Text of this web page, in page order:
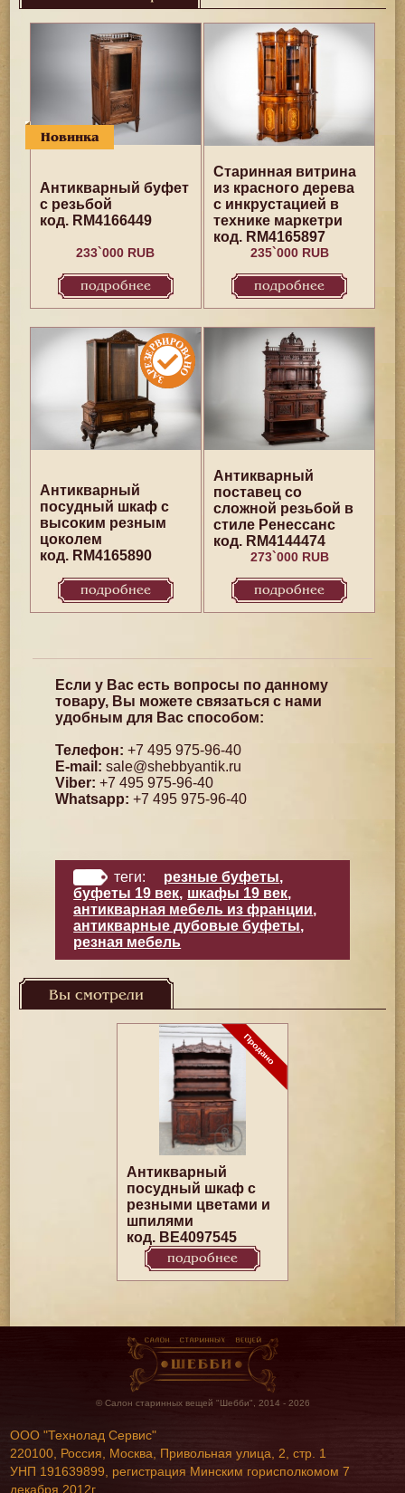
Новинка
Антикварный буфет
с резьбой
код. RM4166449
233`000 RUB
подробнее
Старинная витрина
из красного дерева
с инкрустацией в
технике маркетри
код. RM4165897
235`000 RUB
подробнее
Антикварный
посудный шкаф с
высоким резным
цоколем
код. RM4165890
подробнее
Антикварный
поставец со
сложной резьбой в
стиле Ренессанс
код. RM4144474
273`000 RUB
подробнее
Если у Вас есть вопросы по данному
товару, Вы можете связаться с нами
удобным для Вас способом:
Телефон: +7 495 975-96-40
E-mail: sale@shebbyantik.ru
Viber: +7 495 975-96-40
Whatsapp: +7 495 975-96-40
теги: резные буфеты,
буфеты 19 век, шкафы 19 век,
антикварная мебель из франции,
антикварные дубовые буфеты,
резная мебель
Вы смотрели
Антикварный
посудный шкаф с
резными цветами и
шпилями
код. BE4097545
подробнее
© Салон старинных вещей "Шебби", 2014 - 2026
ООО "Технолад Сервис"
220100, Россия, Москва, Привольная улица, 2, стр. 1
УНП 191639899, регистрация Минским горисполкомом 7
декабря 2012г.